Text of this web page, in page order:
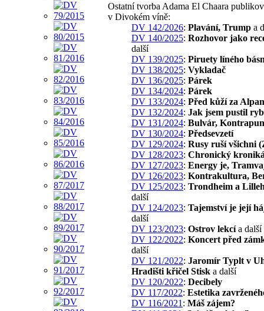
Ostatní tvorba Adama El Chaara
v Divokém víně:
DV 142/2026: Plavání, Trump a
DV 140/2025: Rozhovor jako
další
DV 139/2025: Piruety líného
DV 138/2025: Vykladač
DV 136/2025: Párek
DV 134/2024: Párek
DV 133/2024: Před kůží za
DV 132/2024: Jak jsem pustil
DV 131/2024: Bulvár,
DV 130/2024: Předsevzetí
DV 129/2024: Rusy ruší všichni
DV 128/2023: Chronický
DV 127/2023: Energy je,
DV 126/2023: Kontrakultura,
DV 125/2023: Trondheim a
další
DV 124/2023: Tajemství je její
další
DV 123/2023: Ostrov lekcía další
DV 122/2022: Koncert před
další
DV 121/2022: Jaromír Typlt v
Hradišti křičel Stisk a další
DV 120/2022: Decibely
DV 117/2022: Estetika
DV 116/2021 : Máš zájem?